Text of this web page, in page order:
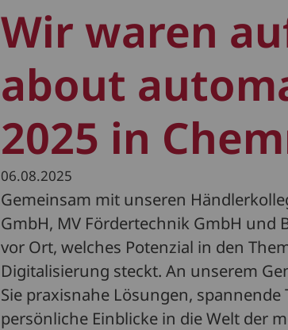
Wir waren
about
2025 in
06.08.2025
Gemeinsam mit unseren
GmbH, MV Fördertechnik GmbH und
vor Ort, welches Potenzial in den
Digitalisierung steckt. An unserem
Sie praxisnahe Lösungen,
persönliche Einblicke in die Welt der